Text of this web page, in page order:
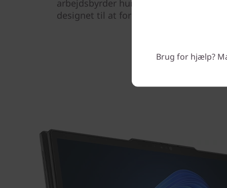
arbejdsbyrder hurtigt og effektivt.
designet til at forbedre dit arbejdsliv
Brug for hjælp?